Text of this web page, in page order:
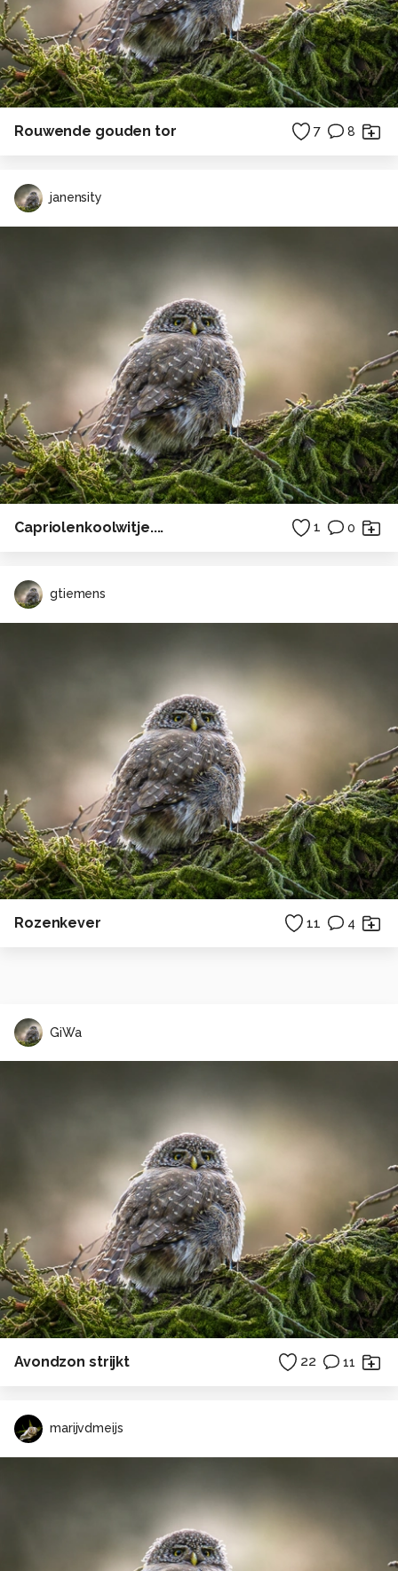
Rouwende gouden tor 7 8
janensity
Capriolenkoolwitje.... 1 0
gtiemens
Rozenkever 11 4
GiWa
Avondzon strijkt 22 11
marijvdmeijs